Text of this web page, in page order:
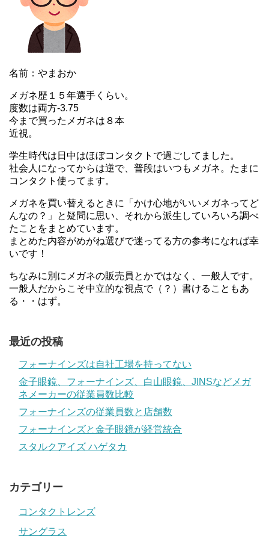
名前：やまおか
メガネ歴１５年選手くらい。
度数は両方-3.75
今まで買ったメガネは８本
近視。
学生時代は日中はほぼコンタクトで過ごしてました。
社会人になってからは逆で、普段はいつもメガネ。たまに
コンタクト使ってます。
メガネを買い替えるときに「かけ心地がいいメガネってど
んなの？」と疑問に思い、それから派生していろいろ調べ
たことをまとめています。
まとめた内容がめがね選びで迷ってる方の参考になれば幸
いです！
ちなみに別にメガネの販売員とかではなく、一般人です。
一般人だからこそ中立的な視点で（？）書けることもあ
る・・はず。
最近の投稿
フォーナインズは自社工場を持ってない
金子眼鏡、フォーナインズ、白山眼鏡、JINSなどメガ
ネメーカーの従業員数比較
フォーナインズの従業員数と店舗数
フォーナインズと金子眼鏡が経営統合
スタルクアイズ ハゲタカ
カテゴリー
コンタクトレンズ
サングラス